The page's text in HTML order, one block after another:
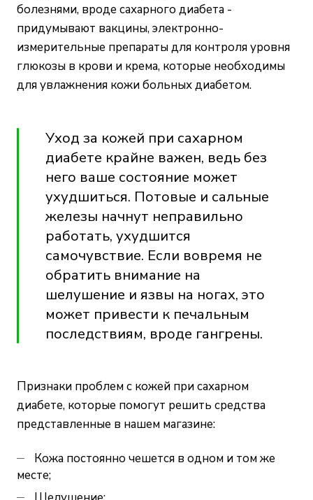
болезнями, вроде сахарного диабета -
придумывают вакцины, электронно-
измерительные препараты для контроля уровня
глюкозы в крови и крема, которые необходимы
для увлажнения кожи больных диабетом.
Уход за кожей при сахарном
диабете крайне важен, ведь без
него ваше состояние может
ухудшиться. Потовые и сальные
железы начнут неправильно
работать, ухудшится
самочувствие. Если вовремя не
обратить внимание на
шелушение и язвы на ногах, это
может привести к печальным
последствиям, вроде гангрены.
Признаки проблем с кожей при сахарном
диабете, которые помогут решить средства
представленные в нашем магазине:
Кожа постоянно чешется в одном и том же
месте;